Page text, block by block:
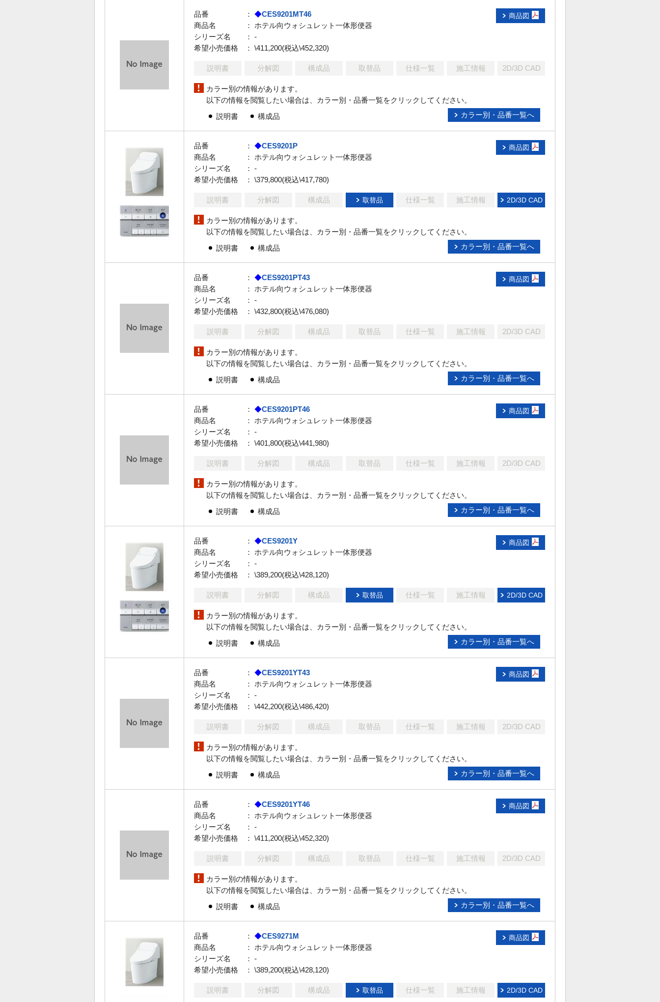
品番 ： ◆CES9201MT46
商品名
： ホテル向ウォシュレット一体形便器
シリーズ名
： -
希望小売価格
： \411,200(税込\452,320)
商品図
説明書 分解図 構成品 取替品 仕様一覧 施工情報 2D/3D CAD
カラー別の情報があります。
以下の情報を閲覧したい場合は、カラー別・品番一覧をクリックしてください。
説明書
構成品 カラー別・品番一覧へ
品番 ： ◆CES9201P
商品名
： ホテル向ウォシュレット一体形便器
シリーズ名
： -
希望小売価格
： \379,800(税込\417,780)
商品図
説明書 分解図 構成品 取替品 仕様一覧 施工情報 2D/3D CAD
カラー別の情報があります。
以下の情報を閲覧したい場合は、カラー別・品番一覧をクリックしてください。
説明書
構成品 カラー別・品番一覧へ
品番 ： ◆CES9201PT43
商品名
： ホテル向ウォシュレット一体形便器
シリーズ名
： -
希望小売価格
： \432,800(税込\476,080)
商品図
説明書 分解図 構成品 取替品 仕様一覧 施工情報 2D/3D CAD
カラー別の情報があります。
以下の情報を閲覧したい場合は、カラー別・品番一覧をクリックしてください。
説明書
構成品 カラー別・品番一覧へ
品番 ： ◆CES9201PT46
商品名
： ホテル向ウォシュレット一体形便器
シリーズ名
： -
希望小売価格
： \401,800(税込\441,980)
商品図
説明書 分解図 構成品 取替品 仕様一覧 施工情報 2D/3D CAD
カラー別の情報があります。
以下の情報を閲覧したい場合は、カラー別・品番一覧をクリックしてください。
説明書
構成品 カラー別・品番一覧へ
品番 ： ◆CES9201Y
商品名
： ホテル向ウォシュレット一体形便器
シリーズ名
： -
希望小売価格
： \389,200(税込\428,120)
商品図
説明書 分解図 構成品 取替品 仕様一覧 施工情報 2D/3D CAD
カラー別の情報があります。
以下の情報を閲覧したい場合は、カラー別・品番一覧をクリックしてください。
説明書
構成品 カラー別・品番一覧へ
品番 ： ◆CES9201YT43
商品名
： ホテル向ウォシュレット一体形便器
シリーズ名
： -
希望小売価格
： \442,200(税込\486,420)
商品図
説明書 分解図 構成品 取替品 仕様一覧 施工情報 2D/3D CAD
カラー別の情報があります。
以下の情報を閲覧したい場合は、カラー別・品番一覧をクリックしてください。
説明書
構成品 カラー別・品番一覧へ
品番 ： ◆CES9201YT46
商品名
： ホテル向ウォシュレット一体形便器
シリーズ名
： -
希望小売価格
： \411,200(税込\452,320)
商品図
説明書 分解図 構成品 取替品 仕様一覧 施工情報 2D/3D CAD
カラー別の情報があります。
以下の情報を閲覧したい場合は、カラー別・品番一覧をクリックしてください。
説明書
構成品 カラー別・品番一覧へ
品番 ： ◆CES9271M
商品名
： ホテル向ウォシュレット一体形便器
シリーズ名
： -
希望小売価格
： \389,200(税込\428,120)
商品図
説明書 分解図 構成品 取替品 仕様一覧 施工情報 2D/3D CAD